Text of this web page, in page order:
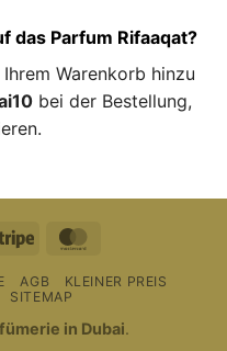
das Parfum Rifaaqat?
Warenkorb hinzu
bei der Bestellung,
Streifen
AGB
KLEINER PREIS
SITEMAP
in Dubai.